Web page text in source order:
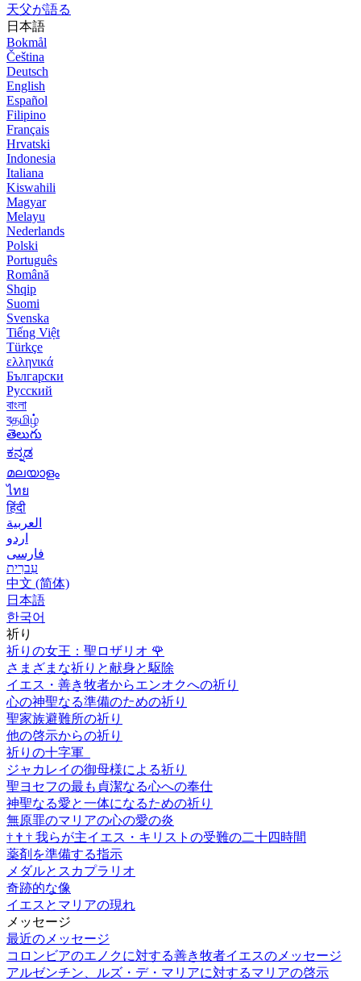
天父が語る
日本語
Bokmål
Čeština
Deutsch
English
Español
Filipino
Français
Hrvatski
Indonesia
Italiana
Kiswahili
Magyar
Melayu
Nederlands
Polski
Português
Română
Shqip
Suomi
Svenska
Tiếng Việt
Türkçe
ελληνικά
Български
Русский
বাংলা
বதமிழ்
తెలుగు
ಕನ್ನಡ
മലയാളം
ไทย
हिंदी
العربية
اردو
فارسی
עִברִית
中文 (简体)
日本語
한국어
祈り
祈りの女王：聖ロザリオ 🌹
さまざまな祈りと献身と駆除
イエス・善き牧者からエンオクへの祈り
心の神聖なる準備のための祈り
聖家族避難所の祈り
他の啓示からの祈り
祈りの十字軍
ジャカレイの御母様による祈り
聖ヨセフの最も貞潔なる心への奉仕
神聖なる愛と一体になるための祈り
無原罪のマリアの心の愛の炎
† † † 我らが主イエス・キリストの受難の二十四時間
薬剤を準備する指示
メダルとスカプラリオ
奇跡的な像
イエスとマリアの現れ
メッセージ
最近のメッセージ
コロンビアのエノクに対する善き牧者イエスのメッセージ
アルゼンチン、ルズ・デ・マリアに対するマリアの啓示